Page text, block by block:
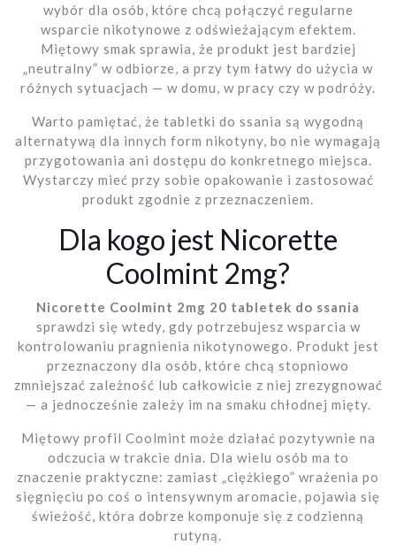
wybór dla osób, które chcą połączyć regularne
wsparcie nikotynowe z odświeżającym efektem.
Miętowy smak sprawia, że produkt jest bardziej
„neutralny” w odbiorze, a przy tym łatwy do użycia w
różnych sytuacjach — w domu, w pracy czy w podróży.
Warto pamiętać, że tabletki do ssania są wygodną
alternatywą dla innych form nikotyny, bo nie wymagają
przygotowania ani dostępu do konkretnego miejsca.
Wystarczy mieć przy sobie opakowanie i zastosować
produkt zgodnie z przeznaczeniem.
Dla kogo jest Nicorette
Coolmint 2mg?
Nicorette Coolmint 2mg 20 tabletek do ssania
sprawdzi się wtedy, gdy potrzebujesz wsparcia w
kontrolowaniu pragnienia nikotynowego. Produkt jest
przeznaczony dla osób, które chcą stopniowo
zmniejszać zależność lub całkowicie z niej zrezygnować
— a jednocześnie zależy im na smaku chłodnej mięty.
Miętowy profil Coolmint może działać pozytywnie na
odczucia w trakcie dnia. Dla wielu osób ma to
znaczenie praktyczne: zamiast „ciężkiego” wrażenia po
sięgnięciu po coś o intensywnym aromacie, pojawia się
świeżość, która dobrze komponuje się z codzienną
rutyną.